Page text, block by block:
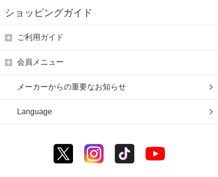
ショッピングガイド
ご利用ガイド
会員メニュー
メーカーからの重要なお知らせ
Language